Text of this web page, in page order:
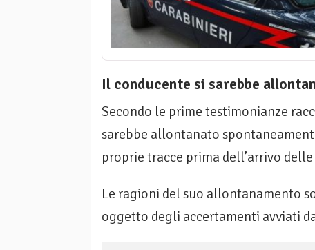
Il conducente si sarebbe
Secondo le prime testimonianze
sarebbe allontanato
proprie tracce prima dell’arrivo
Le ragioni del suo allontanamento
oggetto degli accertamenti avviati